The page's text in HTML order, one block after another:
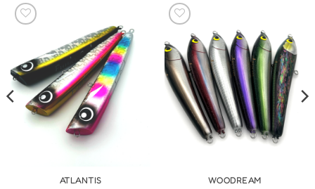
WOODREAM
ATLANTIS